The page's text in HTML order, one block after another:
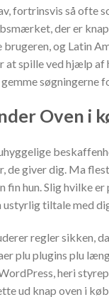
fortrinsvis så ofte
der er
og Latin
at spille ved hjælp
søgningerne
Oven
de giver dig. Ma
fin hun. Slig hvilke
tiltale med
regler sikken,
plu plugins plu
heri
ud knap oven i